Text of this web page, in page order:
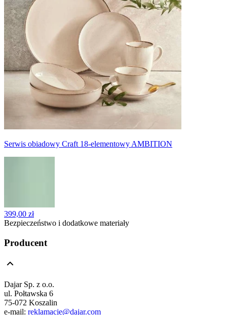
Serwis obiadowy Craft 18-elementowy AMBITION
399,00 zł
Bezpieczeństwo i dodatkowe materiały
Producent
Dajar Sp. z o.o.
ul. Połtawska 6
75-072 Koszalin
e-mail: reklamacje@dajar.com